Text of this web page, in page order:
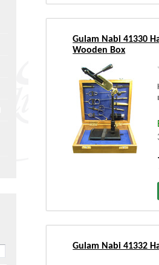
Gulam Nabi 41330
Wooden Box
Gulam Nabi 41332